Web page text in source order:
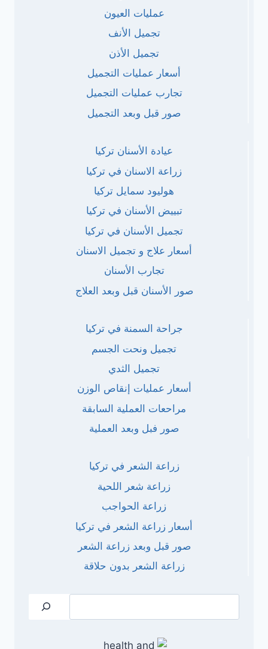
عمليات العيون
تجميل الأنف
تجميل الأذن
أسعار عمليات التجميل
تجارب عمليات التجميل
صور قبل وبعد التجميل
عيادة الأسنان تركيا
زراعة الاسنان في تركيا
هوليود سمايل تركيا
تبييض الأسنان في تركيا
تجميل الأسنان في تركيا
أسعار علاج و تجميل الاسنان
تجارب الأسنان
صور الأسنان قبل وبعد العلاج
جراحة السمنة في تركيا
تجميل ونحت الجسم
تجميل الثدي
أسعار عمليات إنقاص الوزن
مراحعات العملية السابقة
صور فبل وبعد العملية
زراعة الشعر في تركيا
زراعة شعر اللحية
زراعة الحواجب
أسعار زراعة الشعر في تركيا
صور قبل وبعد زراعة الشعر
زراعة الشعر بدون حلاقة